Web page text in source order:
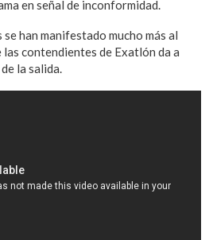
en señal de inconformidad.
han manifestado mucho más al
las contendientes de Exatlón da a
la salida.